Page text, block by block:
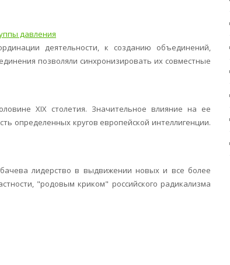
давления
деятельности, к созданию объединений,
позволяли синхронизировать их совместные
XIX столетия. Значительное влияние на ее
определенных кругов европейской интеллигенции.
лидерство в выдвижении новых и все более
"родовым криком" российского радикализма